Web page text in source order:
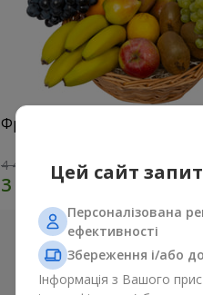
Фруктовий кошик "Тропіки"
4 449 грнЦей сайт
Персоналізована
ефективності
Збереження і/або
Інформація з Вашого